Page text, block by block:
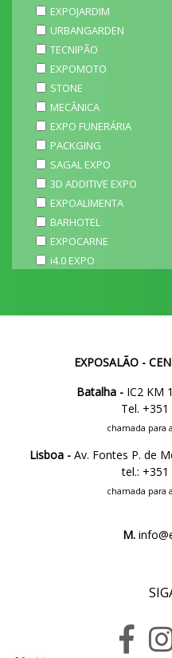
EXPOJARDIM
URBANGARDEN
TECNIPÃO
EXPOMOTO
STONE
MECÂNICA
EXPO FUNERÁRIA
PACKGING
SAGAL EXPO
3D ADDITIVE EXPO
EXPOALIMENTA
BARHOTEL
EXPOCARNE
i4.0 EXPO
EXPOSALÃO -
Batalha -IC2 KM
Tel.
chamada para
Lisboa - Av. Fontes P. de
tel.:
chamada para
M.